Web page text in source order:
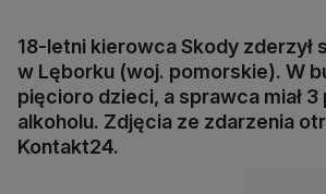
18-letni kierowca Skody zderzył
w Lęborku (woj. pomorskie). W
pięcioro dzieci, a sprawca miał 3
alkoholu. Zdjęcia ze zdarzenia
Kontakt24.